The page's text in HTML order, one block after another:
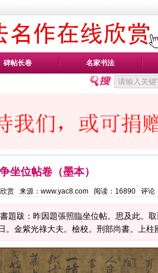
碑帖长卷 名家书法
坐位帖卷（墨本）
赏 来源：www.yac8.com 阅读： 16890评论
題跋：昨因題張照臨坐位帖。思及此。
金紫光祿大夫。檢校。刑部尚書。上柱